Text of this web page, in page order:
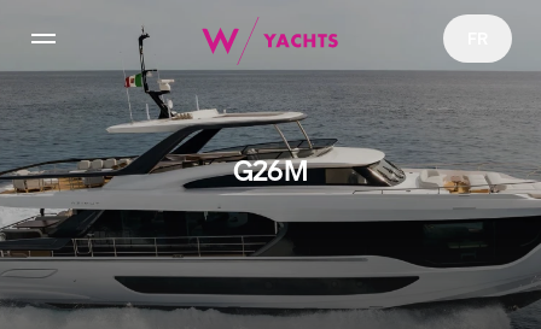
Yachts
Charter
NFT Yachts Collection
G26M